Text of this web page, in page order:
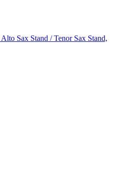
Sax Stand / Tenor Sax Stand,